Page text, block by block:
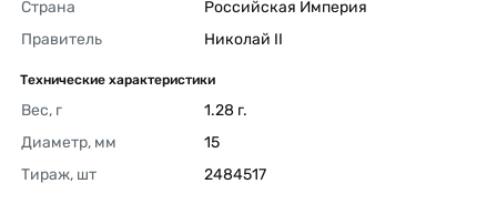
Страна
Российская Империя
Правитель
Николай II
Технические характеристики
Вес, г
1.28 г.
Диаметр, мм
15
Тираж, шт
2484517